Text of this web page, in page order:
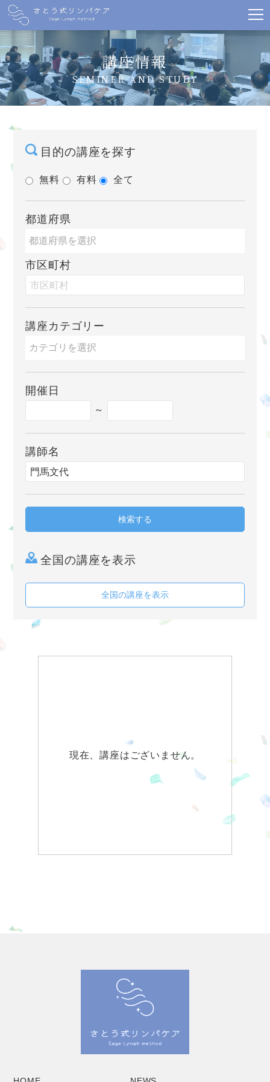
講座情報
SEMINER AND STUDY
目的の講座を探す
無料 有料 全て
都道府県
市区町村
講座カテゴリー
開催日
～
講師名
検索する
全国の講座を表示
全国の講座を表示
現在、講座はございません。